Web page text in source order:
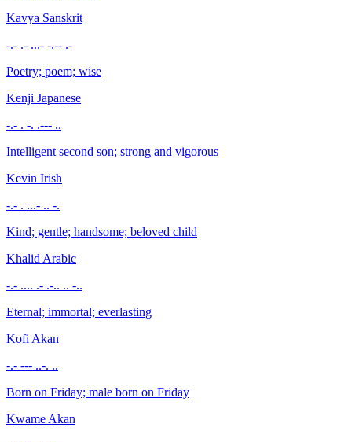
Kavya Sanskrit
-.- .- ...- -.-- .-
Poetry; poem; wise
Kenji Japanese
-.- . -. .--- ..
Intelligent second son; strong and vigorous
Kevin Irish
-.- . ...- .. -.
Kind; gentle; handsome; beloved child
Khalid Arabic
-.- .... .- .-.. .. -..
Eternal; immortal; everlasting
Kofi Akan
-.- --- ..-. ..
Born on Friday; male born on Friday
Kwame Akan